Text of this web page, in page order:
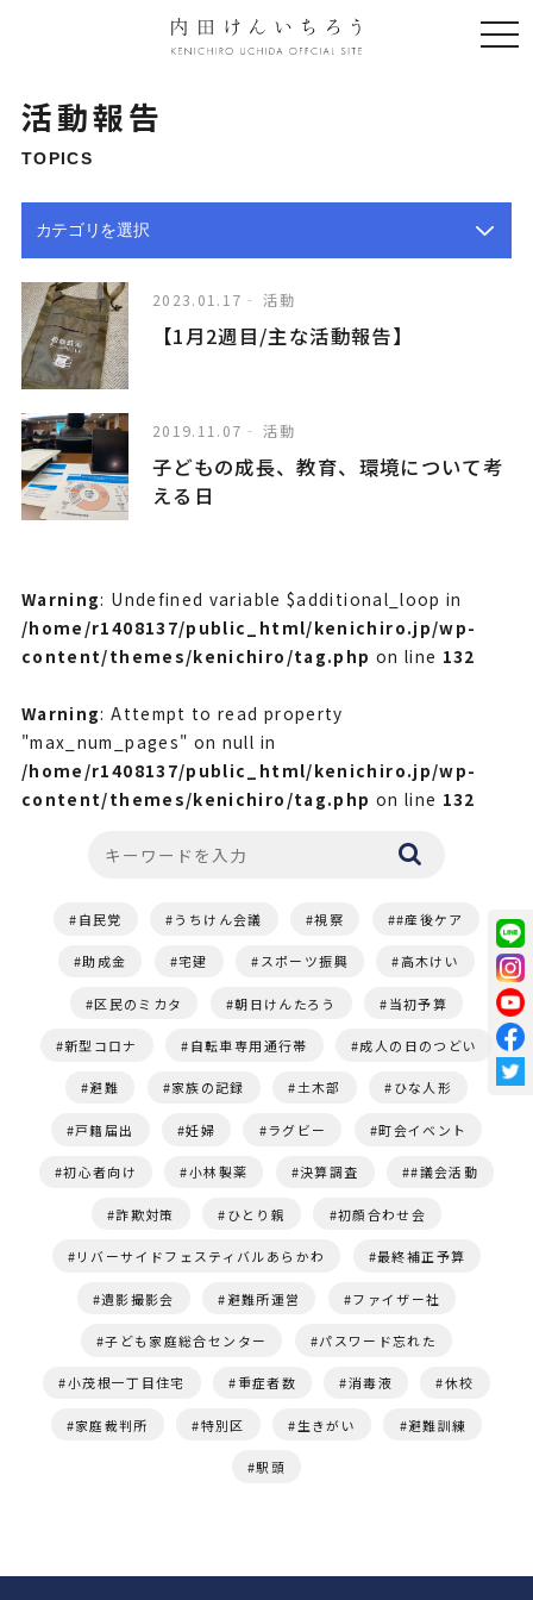
活動報告
TOPICS
2023.01.17 活動
【1月2週目/主な活動報告】
2019.11.07 活動
子どもの成長、教育、環境について考
える日
Warning: Undefined variable $additional_loop in
/home/r1408137/public_html/kenichiro.jp/wp-
content/themes/kenichiro/tag.php on line 132
Warning: Attempt to read property
"max_num_pages" on null in
/home/r1408137/public_html/kenichiro.jp/wp-
content/themes/kenichiro/tag.php on line 132
自民党 うちけん会議 視察 #産後ケア
助成金 宅建 スポーツ振興 高木けい
区民のミカタ 朝日けんたろう 当初予算
新型コロナ 自転車専用通行帯 成人の日のつどい
避難 家族の記録 土木部 ひな人形
戸籍届出 妊婦 ラグビー 町会イベント
初心者向け 小林製薬 決算調査 #議会活動
詐欺対策 ひとり親 初顔合わせ会
リバーサイドフェスティバルあらかわ 最終補正予算
遺影撮影会 避難所運営 ファイザー社
子ども家庭総合センター パスワード忘れた
小茂根一丁目住宅 重症者数 消毒液 休校
家庭裁判所 特別区 生きがい 避難訓練
駅頭